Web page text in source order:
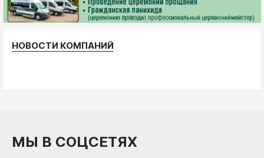
НОВОСТИ КОМПАНИЙ
МЫ В СОЦСЕТЯХ